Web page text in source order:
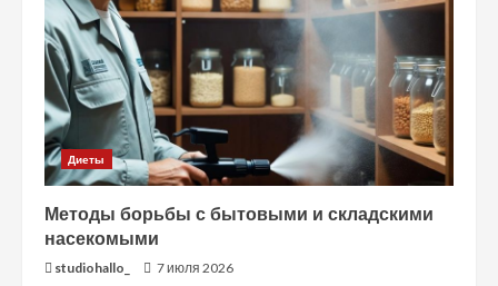
Диеты
Методы борьбы с бытовыми и складскими
насекомыми
studiohallo_ 7 июля 2026